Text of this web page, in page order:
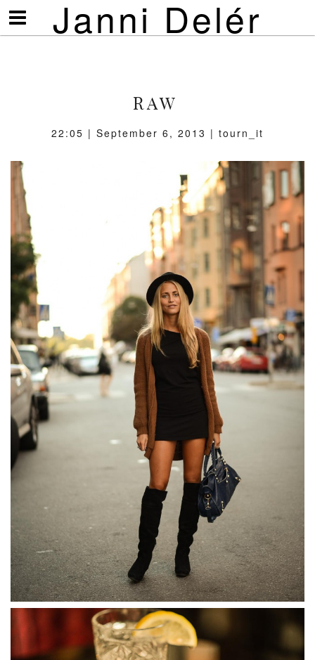
Janni Delér
Visa/göm
meny
RAW
22:05 | September 6, 2013 | tourn_it